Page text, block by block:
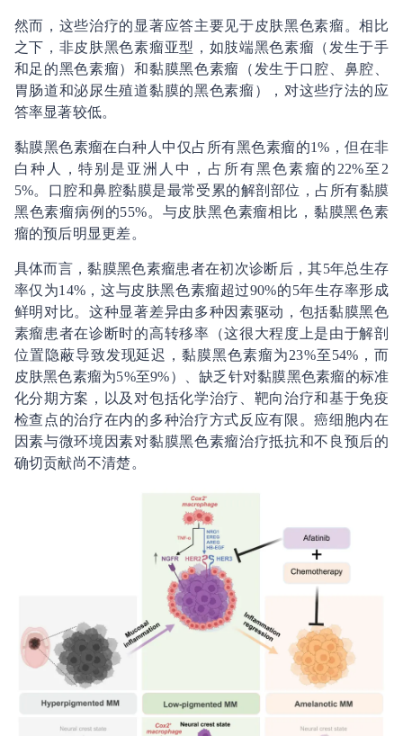
然而，这些治疗的显著应答主要见于皮肤黑色素瘤。相比
之下，非皮肤黑色素瘤亚型，如肢端黑色素瘤（发生于手
和足的黑色素瘤）和黏膜黑色素瘤（发生于口腔、鼻腔、
胃肠道和泌尿生殖道黏膜的黑色素瘤），对这些疗法的应
答率显著较低。
黏膜黑色素瘤在白种人中仅占所有黑色素瘤的1%，但在非
白种人，特别是亚洲人中，占所有黑色素瘤的22%至2
5%。口腔和鼻腔黏膜是最常受累的解剖部位，占所有黏膜
黑色素瘤病例的55%。与皮肤黑色素瘤相比，黏膜黑色素
瘤的预后明显更差。
具体而言，黏膜黑色素瘤患者在初次诊断后，其5年总生存
率仅为14%，这与皮肤黑色素瘤超过90%的5年生存率形成
鲜明对比。这种显著差异由多种因素驱动，包括黏膜黑色
素瘤患者在诊断时的高转移率（这很大程度上是由于解剖
位置隐蔽导致发现延迟，黏膜黑色素瘤为23%至54%，而
皮肤黑色素瘤为5%至9%）、缺乏针对黏膜黑色素瘤的标准
化分期方案，以及对包括化学治疗、靶向治疗和基于免疫
检查点的治疗在内的多种治疗方式反应有限。癌细胞内在
因素与微环境因素对黏膜黑色素瘤治疗抵抗和不良预后的
确切贡献尚不清楚。